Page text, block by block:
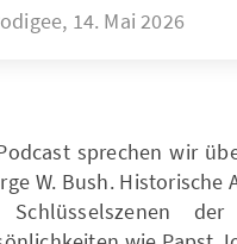
14. Mai 2026
sprechen wir
W. Bush.
Schlüsselszenen